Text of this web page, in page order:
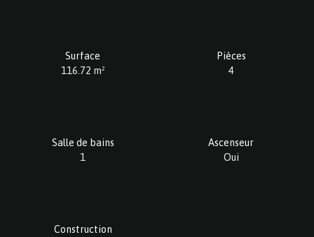
Surface
116.72 m²
Pièces
4
Salle de bains
1
Ascenseur
Oui
Construction